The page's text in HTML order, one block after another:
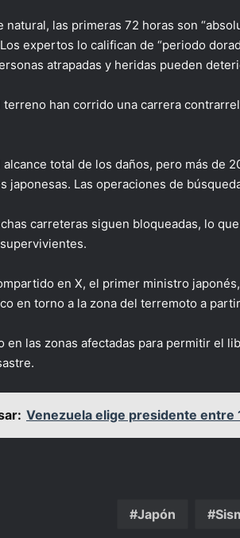
natural, las primeras 72 horas son
expertos lo califican de “periodo
atrapadas y heridas pueden
han corrido una carrera
total de los daños, pero más de
japonesas. Las operaciones de
carreteras siguen bloqueadas, lo
en X, el primer ministro
en torno a la zona del terremoto a
en las zonas afectadas para permitir el
Venezuela elige presidente entre
Japón